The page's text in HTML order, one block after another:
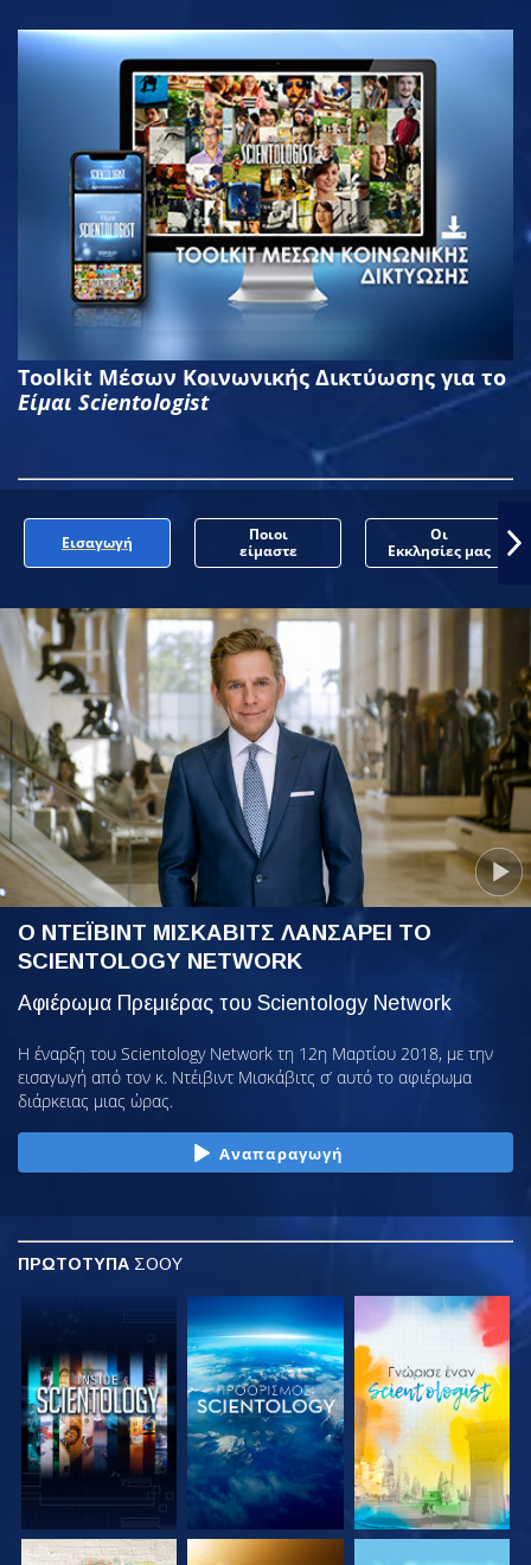
Toolkit Μέσων Κοινωνικής Δικτύωσης για το
Είμαι Scientologist
Εισαγωγή
Ποιοι
είμαστε
Οι
Εκκλησίες μας
Ο ΝΤΕΪΒΙΝΤ ΜΙΣΚΑΒΙΤΣ ΛΑΝΣΑΡΕΙ ΤΟ
SCIENTOLOGY NETWORK
Αφιέρωμα Πρεμιέρας του Scientology Network
Η έναρξη του Scientology Network τη 12η Μαρτίου 2018, με την
εισαγωγή από τον κ. Ντέιβιντ Μισκάβιτς σ’ αυτό το αφιέρωμα
διάρκειας μιας ώρας.
Αναπαραγωγή
ΠΡΩΤΟΤΥΠΑ ΣΟΟΥ